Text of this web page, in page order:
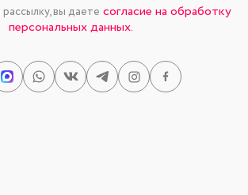
вы даете согласие на обработку
персональных данных.